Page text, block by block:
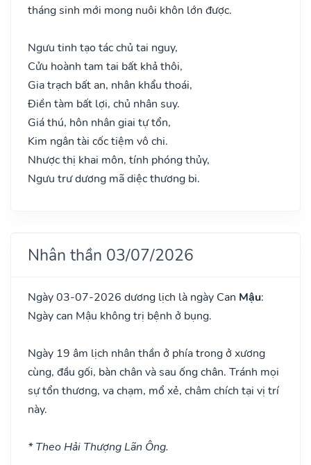
tháng sinh mới mong nuôi khôn lớn được.
Ngưu tinh tạo tác chủ tai nguy,
Cửu hoành tam tai bất khả thôi,
Gia trạch bất an, nhân khẩu thoái,
Điền tàm bất lợi, chủ nhân suy.
Giá thú, hôn nhân giai tự tổn,
Kim ngân tài cốc tiệm vô chi.
Nhược thị khai môn, tính phóng thủy,
Ngưu trư dương mã diệc thương bi.
Nhân thần 03/07/2026
Ngày 03-07-2026 dương lịch là ngày Can Mậu:
Ngày can Mậu không trị bệnh ở bụng.
Ngày 19 âm lịch nhân thần ở phía trong ở xương
cùng, đầu gối, bàn chân và sau ống chân. Tránh mọi
sự tổn thương, va chạm, mổ xẻ, châm chích tại vị trí
này.
* Theo Hải Thượng Lãn Ông.